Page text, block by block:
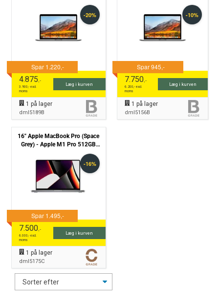
8257U 1,4GHz 256GB SSD
16GB (Mid-2019) - Grade B
4.875,-
3.900,- excl.
moms
Læg i kurven
1 på lager
dml5189B
1068NG7 2,3GHz 512GB SSD
16GB (2020) - Grade B
7.750,-
6.200,- excl.
moms
Læg i kurven
1 på lager
dml5156B
16" Apple MacBook Pro (Space
Grey) - Apple M1 Pro 512GB
SSD 16GB (2021) - Grade C
7.500,-
6.000,- excl.
moms
Læg i kurven
1 på lager
dml5175C